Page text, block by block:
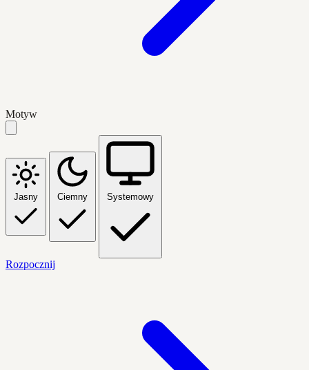
Motyw
Jasny Ciemny Systemowy
Rozpocznij